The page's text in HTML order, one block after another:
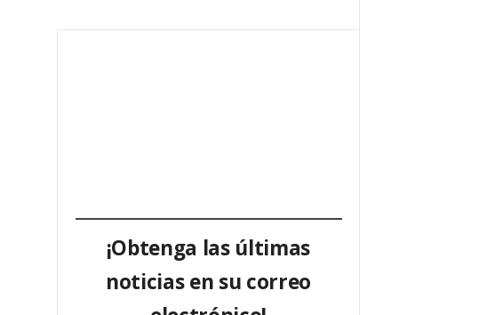
¡Obtenga las últimas
noticias en su correo